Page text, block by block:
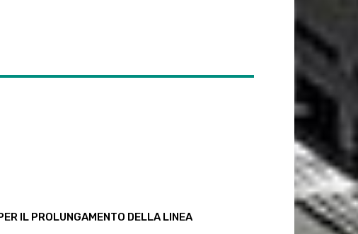
IL PROLUNGAMENTO DELLA LINEA